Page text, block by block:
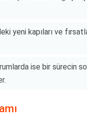
yeni kapıları ve
ise bir sürecin